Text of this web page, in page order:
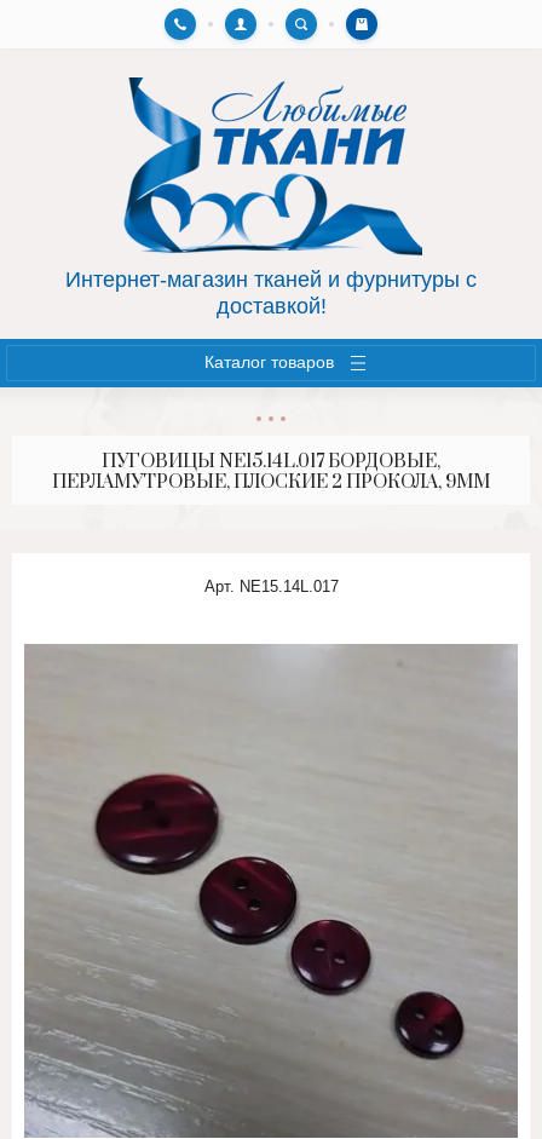
AIRTON.HOME
СУМКИ, КОСМЕТИЧКИ
Интернет-магазин тканей и фурнитуры с
доставкой!
Каталог товаров
ПУГОВИЦЫ NE15.14L.017 БОРДОВЫЕ,
ПЕРЛАМУТРОВЫЕ, ПЛОСКИЕ 2 ПРОКОЛА, 9ММ
Арт. NE15.14L.017